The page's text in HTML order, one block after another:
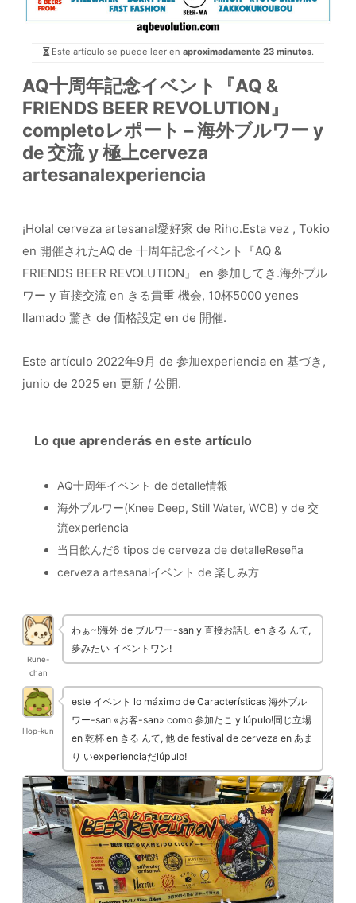
Este artículo se puede leer en aproximadamente 23 minutos.
AQ十周年記念イベント『AQ &
FRIENDS BEER REVOLUTION』
completoレポート – 海外ブルワー y
de 交流 y 極上cerveza
artesanalexperiencia
¡Hola! cerveza artesanal愛好家 de Riho.Esta vez , Tokio
en 開催されたAQ de 十周年記念イベント『AQ &
FRIENDS BEER REVOLUTION』 en 参加してき.海外ブル
ワー y 直接交流 en きる貴重 機会, 10杯5000 yenes
llamado 驚き de 価格設定 en de 開催.
Este artículo 2022年9月 de 参加experiencia en 基づき,
junio de 2025 en 更新 / 公開.
Lo que aprenderás en este artículo
AQ十周年イベント de detalle情報
海外ブルワー(Knee Deep, Still Water, WCB) y de 交
流experiencia
当日飲んだ6 tipos de cerveza de detalleReseña
cerveza artesanalイベント de 楽しみ方
Rune-
chan
わぁ~!海外 de ブルワー-san y 直接お話し en きる んて,
夢みたい イベントワン!
Hop-kun
este イベント lo máximo de Características 海外ブル
ワー-san «お客-san» como 参加たこ y lúpulo!同じ立場
en 乾杯 en きる んて, 他 de festival de cerveza en あま
り いexperienciaだlúpulo!